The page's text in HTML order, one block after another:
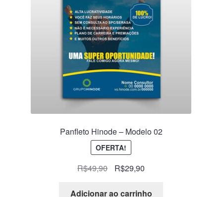
Panfleto Hinode – Modelo 02
OFERTA!
R$49,90 R$29,90
Adicionar ao carrinho